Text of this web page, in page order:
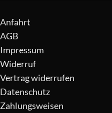
Anfahrt
AGB
Impressum
Widerruf
Vertrag widerrufen
Datenschutz
Zahlungsweisen